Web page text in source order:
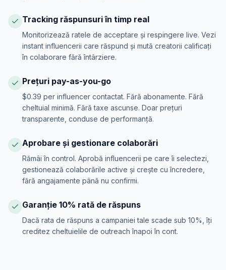
Tracking răspunsuri în timp real
Monitorizează ratele de acceptare și respingere live. Vezi
instant influencerii care răspund și mută creatorii calificați
în colaborare fără întârziere.
Prețuri pay-as-you-go
$0.39 per influencer contactat. Fără abonamente. Fără
cheltuial minimă. Fără taxe ascunse. Doar prețuri
transparente, conduse de performanță.
Aprobare și gestionare colaborări
Rămâi în control. Aprobă influencerii pe care îi selectezi,
gestionează colaborările active și crește cu încredere,
fără angajamente până nu confirmi.
Garanție 10% rată de răspuns
Dacă rata de răspuns a campaniei tale scade sub 10%, îți
creditez cheltuielile de outreach înapoi în cont.